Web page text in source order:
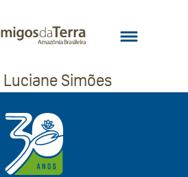
Luciane Simões